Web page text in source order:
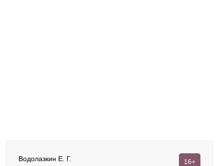
Водолазкин Е. Г. 16+